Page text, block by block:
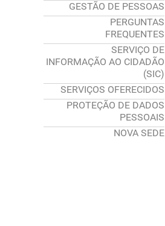
GESTÃO DE PESSOAS
PERGUNTAS
FREQUENTES
SERVIÇO DE
INFORMAÇÃO AO CIDADÃO
(SIC)
SERVIÇOS OFERECIDOS
PROTEÇÃO DE DADOS
PESSOAIS
NOVA SEDE